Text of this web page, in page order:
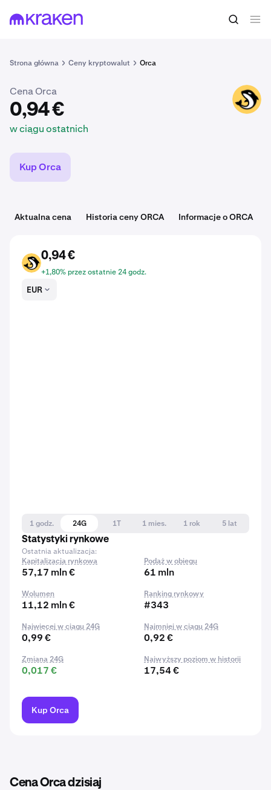
Strona główna Ceny kryptowalut Orca
0,94 € Kup ORCA
Cena Orca
0,94 €
w ciągu ostatnich
ORCA
Kup Orca
Aktualna cena Historia ceny ORCA Informacje o ORCA
ORCA
0,94 €
+1,80% przez ostatnie 24 godz.
EUR
1 godz. 24G 1T 1 mies. 1 rok
5 lat
Statystyki rynkowe
Ostatnia aktualizacja:
Kapitalizacja rynkowa
57,17 mln €
Podaż w obiegu
61 mln
Wolumen
11,12 mln €
Ranking rynkowy
#343
Najwięcej w ciągu 24G
0,99 €
Najmniej w ciągu 24G
0,92 €
Zmiana 24G
0,017 €
Najwyższy poziom w historii
17,54 €
Kup Orca
Cena Orca dzisiaj